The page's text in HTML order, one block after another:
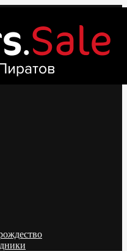
все включено, отдых на
и горнолыжных туров.
сайт Тур Сейл